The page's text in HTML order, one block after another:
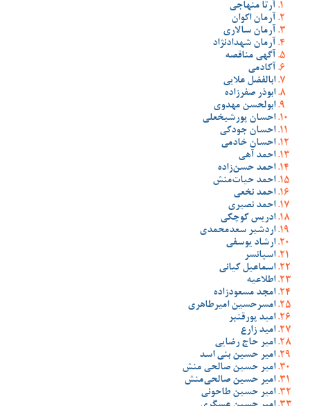
آرتا منهاجی
آرمان اکوان
آرمان سالاری
آرمان شهدادنژاد
آگهی مناقصه
آکادمی
ابالفضل علایی
ابوذر صفرزاده
ابولحسن مهدوی
احسان پورشیخعلی
احسان جودکی
احسان خادمی
احمد آهی
احمد حسن‌زاده
احمد حیات‌منش
احمد نخعی
احمد نصیری
ادریس کوچکی
اردشیر سعدمحمدی
ارشاد یوسفی
اسپانسر
اسماعیل کیانی
اطلاعیه
امجد مسعودزاده
امسرحسین امیرطاهری
امید پورقنبر
امید زارع
امیر حاج رضایی
امیر حسین بنی اسد
امیر حسین صالحی منش
امیر حسین صالحی‌منش
امیر حسین طاحونی